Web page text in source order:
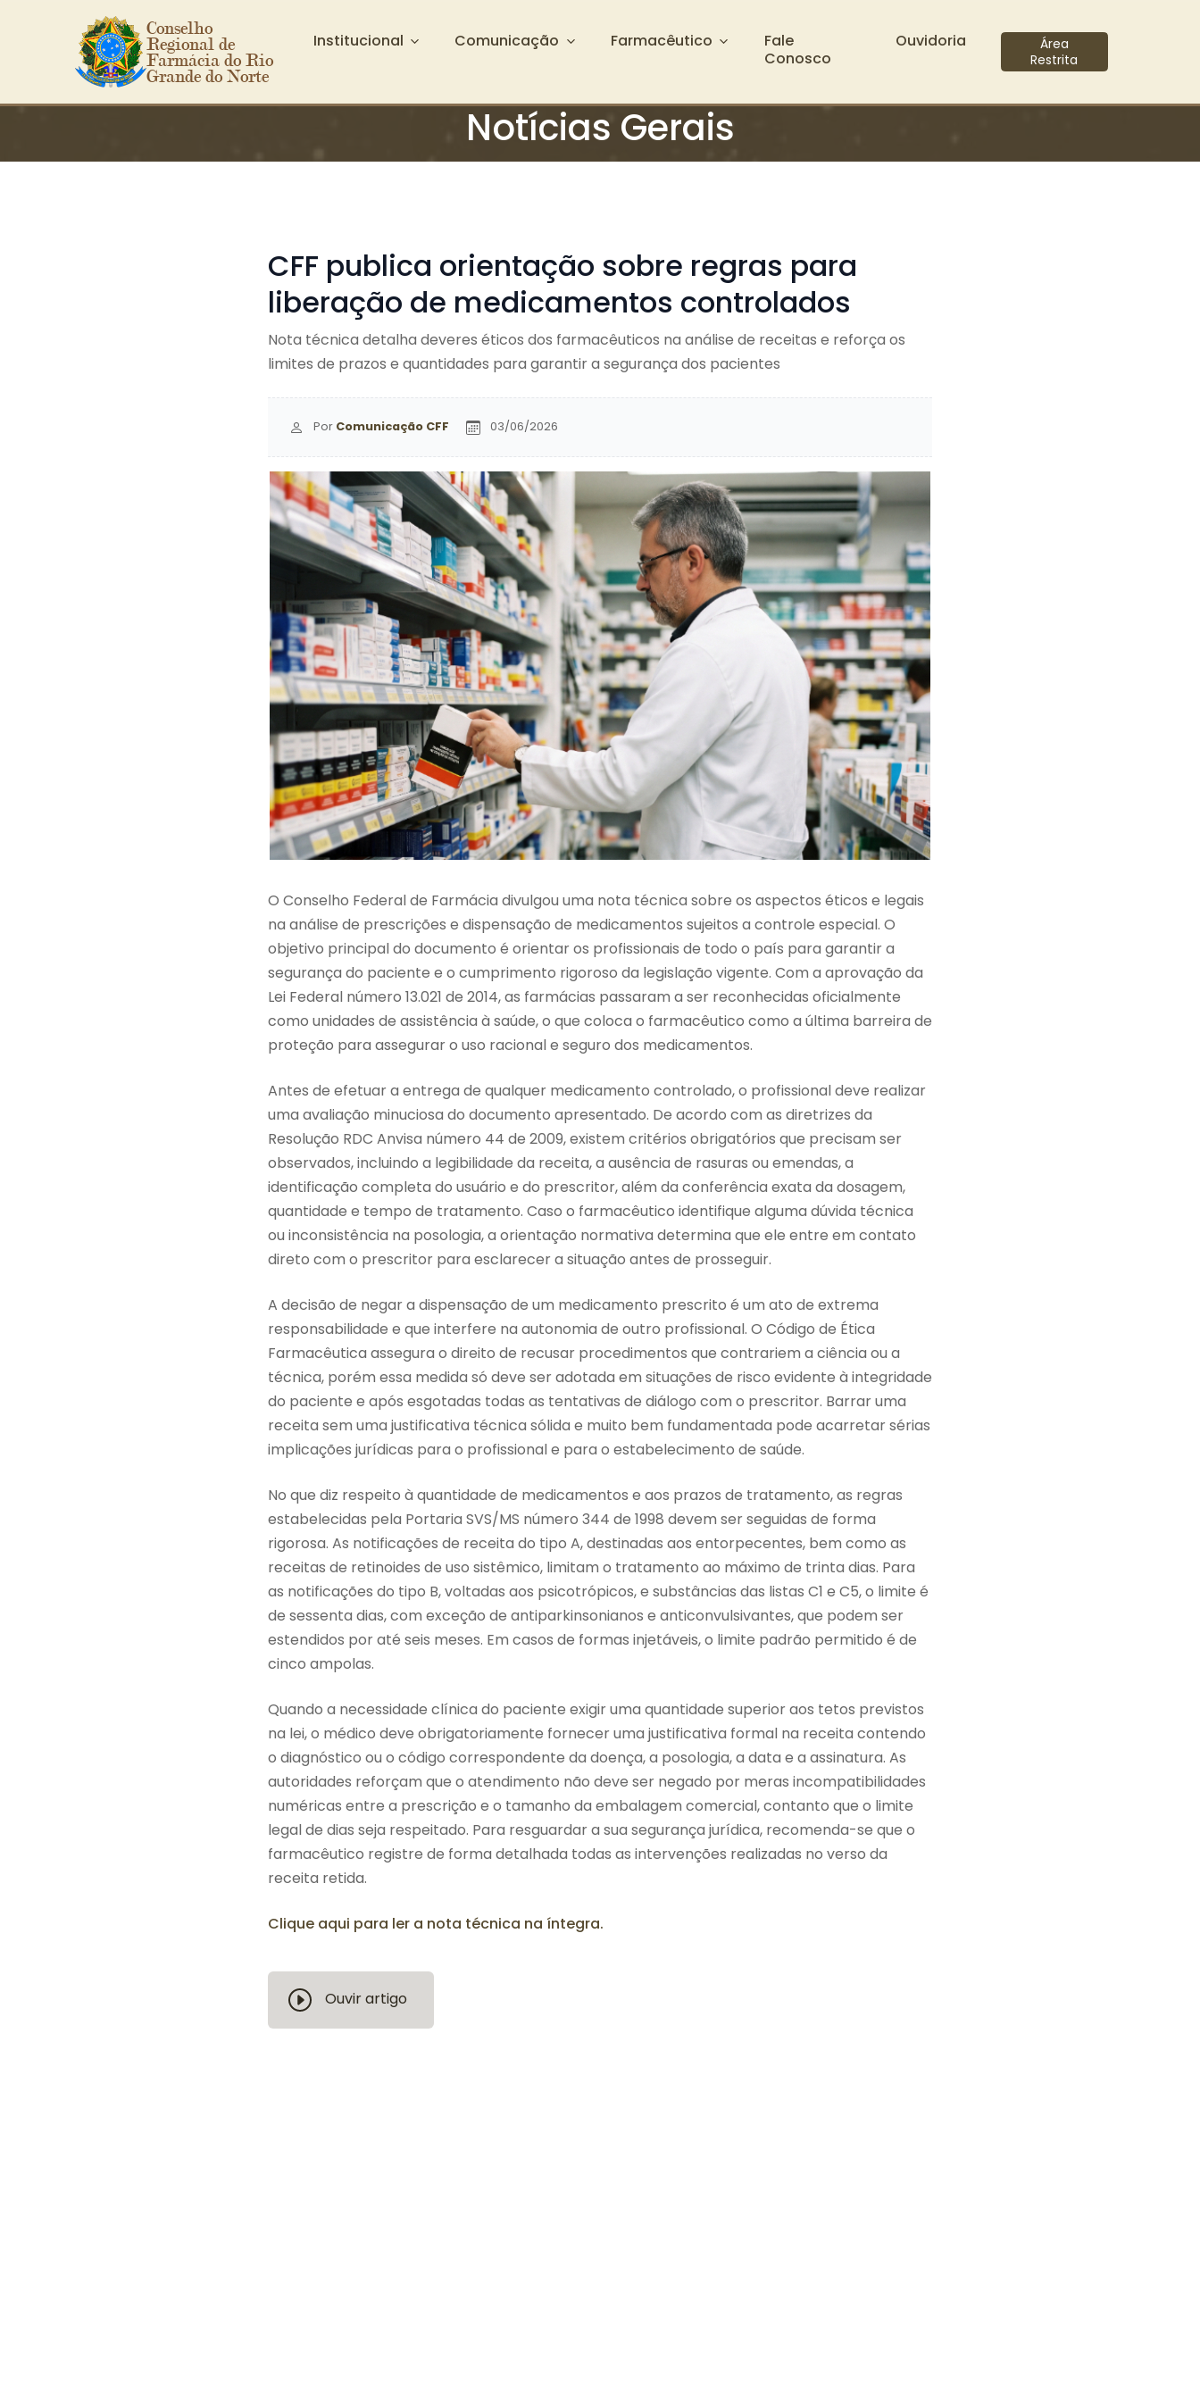
Ir para o conteúdo principal
Conselho
Regional de
Farmácia do Rio
Grande do Norte
Institucional Comunicação Farmacêutico
Fale
Conosco
Ouvidoria
Área
Restrita
Notícias Gerais
CFF publica orientação sobre regras para
liberação de medicamentos controlados
Nota técnica detalha deveres éticos dos farmacêuticos na análise de receitas e reforça os
limites de prazos e quantidades para garantir a segurança dos pacientes
Por Comunicação CFF 03/06/2026
O Conselho Federal de Farmácia divulgou uma nota técnica sobre os aspectos éticos e legais
na análise de prescrições e dispensação de medicamentos sujeitos a controle especial. O
objetivo principal do documento é orientar os profissionais de todo o país para garantir a
segurança do paciente e o cumprimento rigoroso da legislação vigente. Com a aprovação da
Lei Federal número 13.021 de 2014, as farmácias passaram a ser reconhecidas oficialmente
como unidades de assistência à saúde, o que coloca o farmacêutico como a última barreira de
proteção para assegurar o uso racional e seguro dos medicamentos.
Antes de efetuar a entrega de qualquer medicamento controlado, o profissional deve realizar
uma avaliação minuciosa do documento apresentado. De acordo com as diretrizes da
Resolução RDC Anvisa número 44 de 2009, existem critérios obrigatórios que precisam ser
observados, incluindo a legibilidade da receita, a ausência de rasuras ou emendas, a
identificação completa do usuário e do prescritor, além da conferência exata da dosagem,
quantidade e tempo de tratamento. Caso o farmacêutico identifique alguma dúvida técnica
ou inconsistência na posologia, a orientação normativa determina que ele entre em contato
direto com o prescritor para esclarecer a situação antes de prosseguir.
A decisão de negar a dispensação de um medicamento prescrito é um ato de extrema
responsabilidade e que interfere na autonomia de outro profissional. O Código de Ética
Farmacêutica assegura o direito de recusar procedimentos que contrariem a ciência ou a
técnica, porém essa medida só deve ser adotada em situações de risco evidente à integridade
do paciente e após esgotadas todas as tentativas de diálogo com o prescritor. Barrar uma
receita sem uma justificativa técnica sólida e muito bem fundamentada pode acarretar sérias
implicações jurídicas para o profissional e para o estabelecimento de saúde.
No que diz respeito à quantidade de medicamentos e aos prazos de tratamento, as regras
estabelecidas pela Portaria SVS/MS número 344 de 1998 devem ser seguidas de forma
rigorosa. As notificações de receita do tipo A, destinadas aos entorpecentes, bem como as
receitas de retinoides de uso sistêmico, limitam o tratamento ao máximo de trinta dias. Para
as notificações do tipo B, voltadas aos psicotrópicos, e substâncias das listas C1 e C5, o limite é
de sessenta dias, com exceção de antiparkinsonianos e anticonvulsivantes, que podem ser
estendidos por até seis meses. Em casos de formas injetáveis, o limite padrão permitido é de
cinco ampolas.
Quando a necessidade clínica do paciente exigir uma quantidade superior aos tetos previstos
na lei, o médico deve obrigatoriamente fornecer uma justificativa formal na receita contendo
o diagnóstico ou o código correspondente da doença, a posologia, a data e a assinatura. As
autoridades reforçam que o atendimento não deve ser negado por meras incompatibilidades
numéricas entre a prescrição e o tamanho da embalagem comercial, contanto que o limite
legal de dias seja respeitado. Para resguardar a sua segurança jurídica, recomenda-se que o
farmacêutico registre de forma detalhada todas as intervenções realizadas no verso da
receita retida.
Clique aqui para ler a nota técnica na íntegra.
Ouvir artigo